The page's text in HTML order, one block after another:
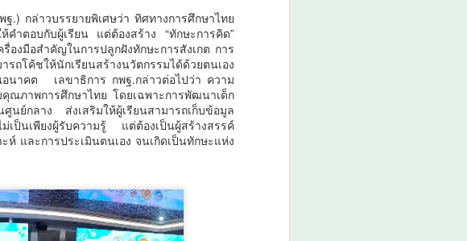
กล่าวบรรยายพิเศษว่า ทิศทางการศึกษาไทย
คำตอบกับผู้เรียน แต่ต้องสร้าง “ทักษะการคิด”
งมือสำคัญในการปลูกฝังทักษะการสังเกต การ
ถโค้ชให้นักเรียนสร้างนวัตกรรมได้ด้วยตนเอง
อนาคต เลขาธิการ กพฐ.กล่าวต่อไปว่า ความ
ณภาพการศึกษาไทย โดยเฉพาะการพัฒนาเด็ก
นย์กลาง ส่งเสริมให้ผู้เรียนสามารถเก็บข้อมูล
ป็นเพียงผู้รับความรู้ แต่ต้องเป็นผู้สร้างสรรค์
และการประเมินตนเอง จนเกิดเป็นทักษะแห่ง
งอิงแห่งชาติ
ครนายก
ะให้คำปรึกษา
ารผลิตอ
กรรม
ลาง
ามามีบทบาท
ภาค
งหวัดภาค